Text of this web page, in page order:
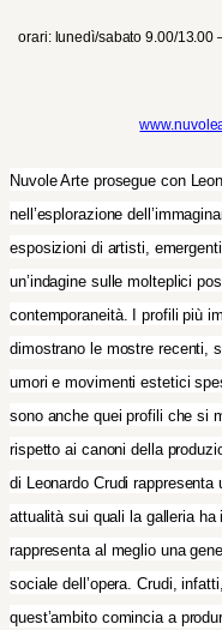
orari: lunedì/sabato 9.00/13.00
www
Nuvole Arte prosegue con
nell’esplorazione
esposizioni di artisti,
un’indagine sulle molteplici
contemporaneità. I profili più
dimostrano le mostre recenti,
umori e movimenti estetici
sono anche quei profili che si
rispetto ai canoni della
di Leonardo Crudi
attualità sui quali la galleria ha
rappresenta al meglio una
sociale dell’opera. Crudi,
quest’ambito comincia a